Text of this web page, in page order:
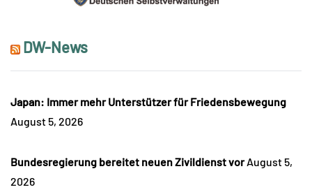
DW-News
Japan: Immer mehr Unterstützer für Friedensbewegung
August 5, 2026
Bundesregierung bereitet neuen Zivildienst vor August 5,
2026